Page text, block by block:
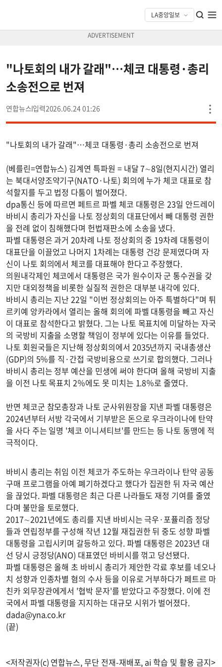
"나토회의 내가 갈래"…체코 대통령·총리
소송전으로 번져
연합뉴스 2026.06.24 01:26
"나토회의 내가 갈래"…체코 대통령·총리 소송전으로 번져
(베를린=연합뉴스) 김계연 특파원 = 내달 7∼8일(현지시간) 열리
는 북대서양조약기구(NATO·나토) 회의에 누가 체코 대표로 참
석할지를 두고 법정 다툼이 벌어졌다.
dpa통신 등에 따르면 페트르 파벨 체코 대통령은 23일 안드레이
바비시 총리가 자신을 나토 정상회의 대표단에서 빼 대통령 권한
을 전례 없이 침해했다며 헌법재판소에 소송을 냈다.
파벨 대통령은 과거 20차례 나토 정상회의 중 19차례 대통령이
대표단을 이끌었고 나머지 1차례는 대통령 건강 문제였다며 자
신이 나토 회의에서 체코를 대표해야 한다고 주장했다.
의원내각제인 체코에서 대통령은 국가 원수이자 군 통수권을 갖
지만 대외정책을 비롯한 실질적 권한은 대부분 내각에 있다.
바비시 총리는 지난 22일 "이번 정상회의는 아주 특별하다"며 튀
르키예 앙카라에서 열리는 올해 회의에 파벨 대통령을 빼고 자신
이 대표로 참석한다고 밝혔다. 그는 나토 목표치에 미달하는 자국
의 국방비 지출을 소명할 책임이 정부에 있다는 이유를 들었다.
나토 회원국들은 지난해 정상회의에서 2035년까지 국내총생산
(GDP)의 5％를 직·간접 국방비용으로 쓰기로 합의했다. 그러나
바비시 총리는 정부 예산을 민생에 써야 한다며 올해 국방비 지출
을 이전 나토 목표치 2％에도 못 미치는 1.8％로 줄였다.
반면 체코군 참모총장과 나토 군사위원장을 지낸 파벨 대통령은
2024년부터 서방 각국에서 기부받은 돈으로 우크라이나에 탄약
을 사다 주는 일명 '체코 이니셔티브'를 만드는 등 나토 동맹에 적
극적이다.
바비시 총리는 취임 이전 체코가 주도하는 우크라이나 탄약 공동
구매 프로그램을 아예 폐기하겠다고 했다가 집권한 뒤 자국 예산
을 끊었다. 파벨 대통령은 최근 다른 나라들도 재정 기여를 줄였
다며 불만을 토로했다.
2017∼2021년에도 총리를 지낸 바비시는 극우·포퓰리즘 정당
들과 연립정부를 구성해 작년 12월 재집권한 뒤 중도 성향 파벨
대통령을 고립시키며 갈등하고 있다. 파벨 대통령은 2023년 대
선 당시 긍정당(ANO) 대표였던 바비시를 꺾고 당선됐다.
파벨 대통령은 올해 초 바비시 총리가 제안한 각료 후보를 네오나
치 성향과 인종차별 혐의 수사 등을 이유로 거부하다가 페트르 마
친카 외무장관에게서 '협박 문자'를 받았다고 주장했다. 이에 전
국에서 파벨 대통령을 지지하는 대규모 시위가 벌어졌다.
dada@yna.co.kr
(끝)
<저작권자(c) 연합뉴스, 무단 전재-재배포, ai 학습 및 활용 금지>